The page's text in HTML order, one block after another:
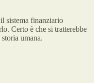
sistema finanziario
Certo è che si tratterebbe
umana.